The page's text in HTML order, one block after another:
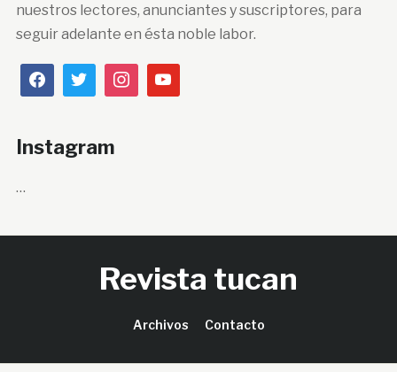
nuestros lectores, anunciantes y suscriptores, para
seguir adelante en ésta noble labor.
Instagram
…
Revista tucan
Archivos Contacto